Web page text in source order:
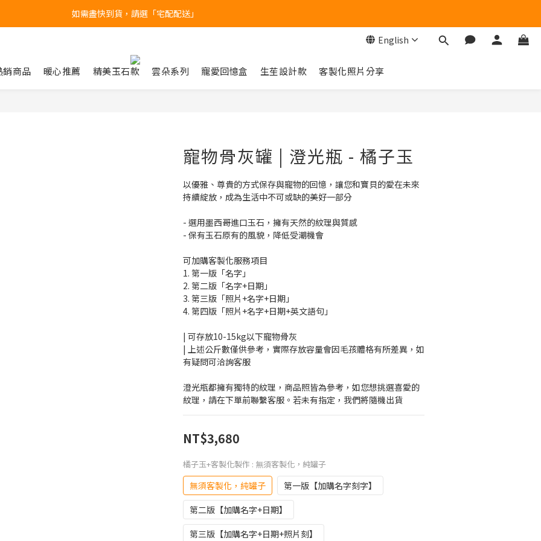
台北民權門市，現貨展示中
產品均備有現貨，下單後最快當天即可出貨
English
銷商品 暖心推薦 精美玉石款 雲朵系列 寵愛回憶盒 生苼設計款 客製化照片分享
寵物骨灰罐 | 澄光瓶 - 橘子玉
以優雅、尊貴的方式保存與寵物的回憶，讓您和寶貝的愛在未來
持續綻放，成為生活中不可或缺的美好一部分
- 選用墨西哥進口玉石，擁有天然的紋理與質感
- 保有玉石原有的風貌，降低受潮機會
可加購客製化服務項目
1. 第一版「名字」
2. 第二版「名字+日期」
3. 第三版「照片+名字+日期」
4. 第四版「照片+名字+日期+英文語句」
| 可存放10-15kg以下寵物骨灰
| 上述公斤數僅供參考，實際存放容量會因毛孩體格有所差異，如
有疑問可洽詢客服
澄光瓶都擁有獨特的紋理，商品照皆為參考，如您想挑選喜愛的
紋理，請在下單前聯繫客服。若未有指定，我們將隨機出貨
NT$3,680
橘子玉+客製化製作 : 無須客製化，純罐子
無須客製化，純罐子
第一版【加購名字刻字】
第二版【加購名字+日期】
第三版【加購名字+日期+照片刻】